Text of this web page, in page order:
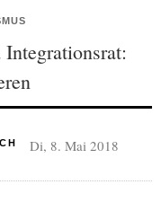
Di, 8. Mai 2018